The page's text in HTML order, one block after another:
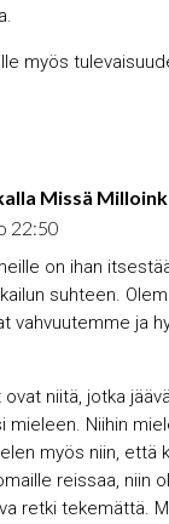
myös
Missä
22:50
on ihan
suhteen.
vahvuutemme ja
ovat niitä, jotka
mieleen. Niihin
myös niin, että
reissaa, niin
retki tekemättä.